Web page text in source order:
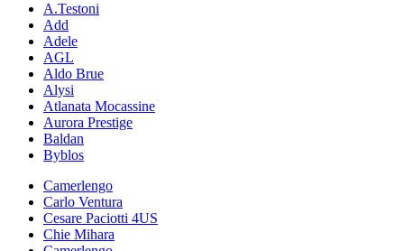
A.Testoni
Add
Adele
AGL
Aldo Brue
Alysi
Atlanata Mocassine
Aurora Prestige
Baldan
Byblos
Camerlengo
Carlo Ventura
Cesare Paciotti 4US
Chie Mihara